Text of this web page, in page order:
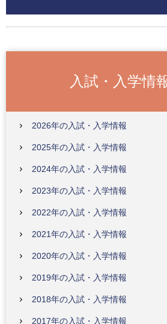
入試・入学情
2026年の入試・入学情報
2025年の入試・入学情報
2024年の入試・入学情報
2023年の入試・入学情報
2022年の入試・入学情報
2021年の入試・入学情報
2020年の入試・入学情報
2019年の入試・入学情報
2018年の入試・入学情報
2017年の入試・入学情報